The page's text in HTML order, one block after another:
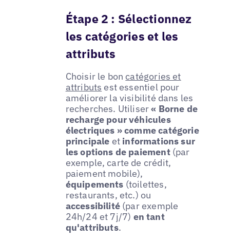
Étape 2 : Sélectionnez
les catégories et les
attributs
Choisir le boncatégories et
attributs est essentiel pour
améliorer la visibilité dans les
recherches. Utiliser« Borne de
recharge pour véhicules
électriques » comme catégorie
principale et informations sur
les options de paiement(par
exemple, carte de crédit,
paiement mobile),
équipements (toilettes,
restaurants, etc.) ou
accessibilité(par exemple
24h/24 et 7j/7) en tant
qu'attributs.